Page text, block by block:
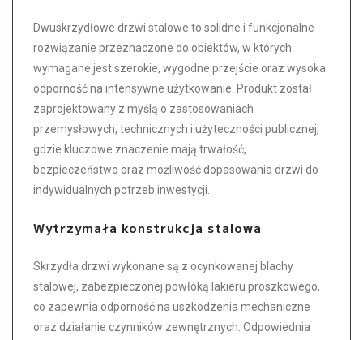
Dwuskrzydłowe drzwi stalowe to solidne i funkcjonalne
rozwiązanie przeznaczone do obiektów, w których
wymagane jest szerokie, wygodne przejście oraz wysoka
odporność na intensywne użytkowanie. Produkt został
zaprojektowany z myślą o zastosowaniach
przemysłowych, technicznych i użyteczności publicznej,
gdzie kluczowe znaczenie mają trwałość,
bezpieczeństwo oraz możliwość dopasowania drzwi do
indywidualnych potrzeb inwestycji.
Wytrzymała konstrukcja stalowa
Skrzydła drzwi wykonane są z ocynkowanej blachy
stalowej, zabezpieczonej powłoką lakieru proszkowego,
co zapewnia odporność na uszkodzenia mechaniczne
oraz działanie czynników zewnętrznych. Odpowiednia